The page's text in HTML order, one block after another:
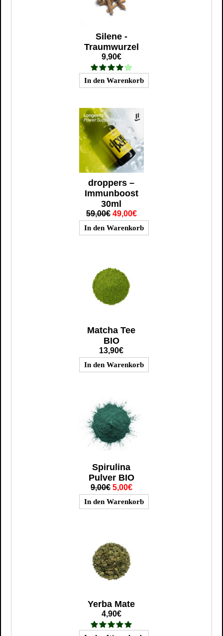
Silene -
Traumwurzel
9,90€
droppers –
Immunboost
30ml
59,00€ 49,00€
Matcha Tee
BIO
13,90€
Spirulina
Pulver BIO
9,00€ 5,00€
Yerba Mate
4,90€